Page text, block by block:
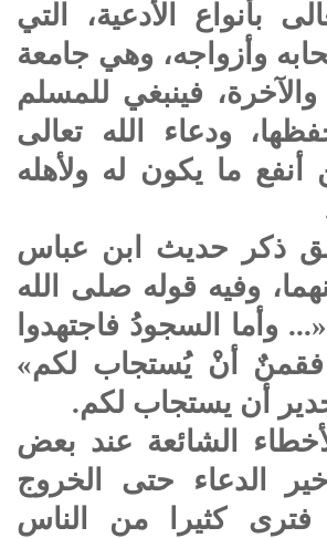
بأنواع الأدعية، التي
وأزواجه، وهي جامعة
والآخرة، فينبغي للمسلم
ودعاء الله تعالى
أنفع ما يكون له ولأهله
حديث ابن عباس
وفيه قوله صلى الله
وأما السجودُ فاجتهدوا
فقمنٌ أنْ يُستجاب لكم»
أن يستجاب لكم.
الشائعة عند بعض
الدعاء حتى الخروج
فترى كثيرا من الناس